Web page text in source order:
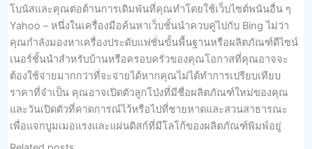
โบนัสและคุณต่อต้านการเดิมพันที่คุณทำโดยใช้เว็บไซต์พนันอื่น ๆ
Yahoo – หนึ่งในเครื่องมือค้นหาเว็บชั้นนำควบคู่ไปกับ Bing ไม่ว่า
คุณกำลังมองหาเครื่องประดับแฟชั่นขั้นพื้นฐานหรือผลิตภัณฑ์ดีไซน์
เนอร์ชั้นนำสำหรับบ้านหรือครอบครัวของคุณโอกาสที่คุณอาจจะ
ต้องใช้จ่ายมากกว่าที่จะจ่ายได้หากคุณไม่ได้ทำการเปรียบเทียบ
ราคาที่จำเป็น คุณอาจเปิดตัวลูกโป่งที่มีชื่อผลิตภัณฑ์ใหม่ของคุณ
และวันเปิดตัวที่คาดการณ์ไว้หรือไปที่ชายหาดและสวนสาธารณะ
เพื่อแจกบูมเมอแรงและแผ่นดิสก์ที่มีโลโก้ของผลิตภัณฑ์พิมพ์อยู่